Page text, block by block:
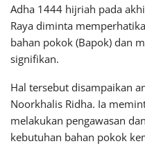
Adha 1444 hijriah pada
Raya diminta
bahan pokok (Bapok) dan
signifikan.
Hal tersebut disampaikan
Noorkhalis Ridha. Ia
melakukan pengawasan
kebutuhan bahan pokok